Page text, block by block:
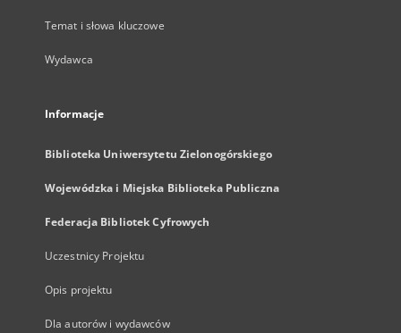
Temat i słowa kluczowe
Wydawca
Informacje
Biblioteka Uniwersytetu Zielonogórskiego
Wojewódzka i Miejska Biblioteka Publiczna
Federacja Bibliotek Cyfrowych
Uczestnicy Projektu
Opis projektu
Dla autorów i wydawców